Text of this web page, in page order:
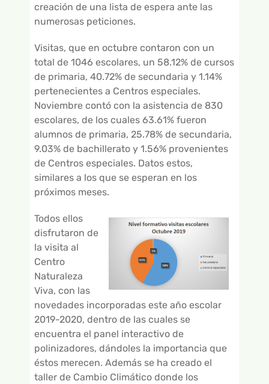
creación de una lista de espera ante las
numerosas peticiones.
Visitas, que en octubre contaron con un
total de 1046 escolares, un 58.12% de cursos
de primaria, 40.72% de secundaria y 1.14%
pertenecientes a Centros especiales.
Noviembre contó con la asistencia de 830
escolares, de los cuales 63.61% fueron
alumnos de primaria, 25.78% de secundaria,
9.03% de bachillerato y 1.56% provenientes
de Centros especiales. Datos estos,
similares a los que se esperan en los
próximos meses.
Todos ellos
disfrutaron de
la visita al
Centro
Naturaleza
Viva, con las
novedades incorporadas este año escolar
2019-2020, dentro de las cuales se
encuentra el panel interactivo de
polinizadores, dándoles la importancia que
éstos merecen. Además se ha creado el
taller de Cambio Climático donde los